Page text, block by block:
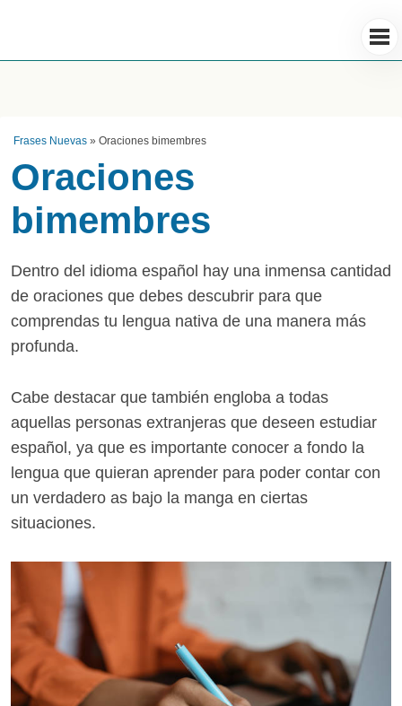
Frases Nuevas » Oraciones bimembres
Oraciones
bimembres
Dentro del idioma español hay una inmensa cantidad
de oraciones que debes descubrir para que
comprendas tu lengua nativa de una manera más
profunda.
Cabe destacar que también engloba a todas
aquellas personas extranjeras que deseen estudiar
español, ya que es importante conocer a fondo la
lengua que quieran aprender para poder contar con
un verdadero as bajo la manga en ciertas
situaciones.